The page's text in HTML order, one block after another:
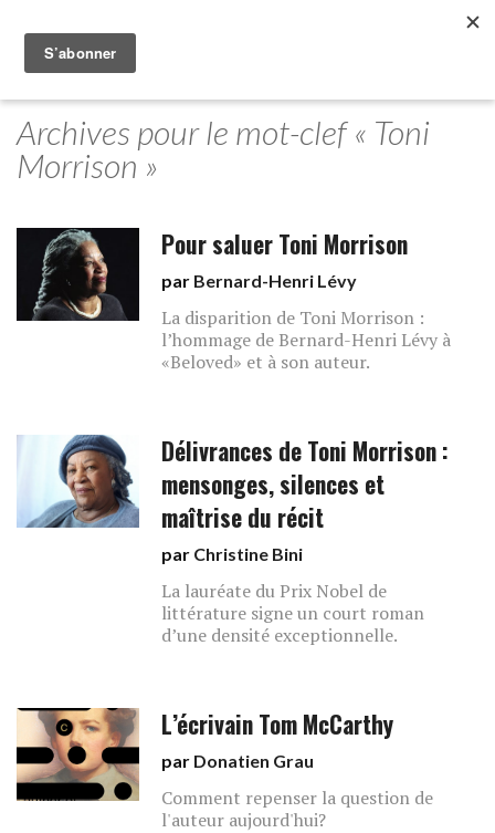
Archives pour le mot-clef « Toni
Morrison »
Pour saluer Toni Morrison
par Bernard-Henri Lévy
La disparition de Toni Morrison :
l’hommage de Bernard-Henri Lévy à
«Beloved» et à son auteur.
Délivrances de Toni Morrison :
mensonges, silences et
maîtrise du récit
par Christine Bini
La lauréate du Prix Nobel de
littérature signe un court roman
d’une densité exceptionnelle.
L’écrivain Tom McCarthy
par Donatien Grau
Comment repenser la question de
l'auteur aujourd'hui?